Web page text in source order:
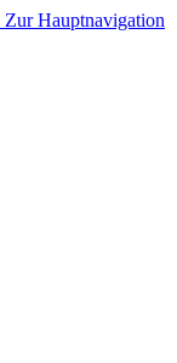
Zur Hauptnavigation